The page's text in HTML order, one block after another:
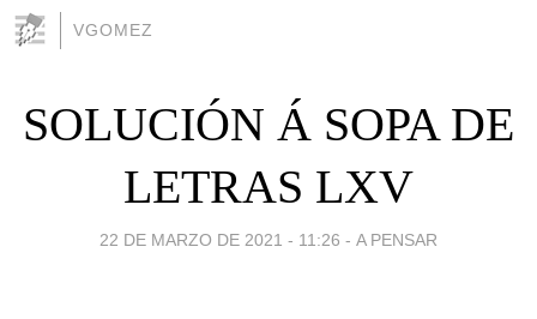
VGOMEZ
SOLUCIÓN Á SOPA DE
LETRAS LXV
22 DE MARZO DE 2021 - 11:26 - A PENSAR